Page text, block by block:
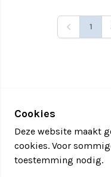
1
Cookies
Deze website maakt
cookies. Voor
toestemming nodig.